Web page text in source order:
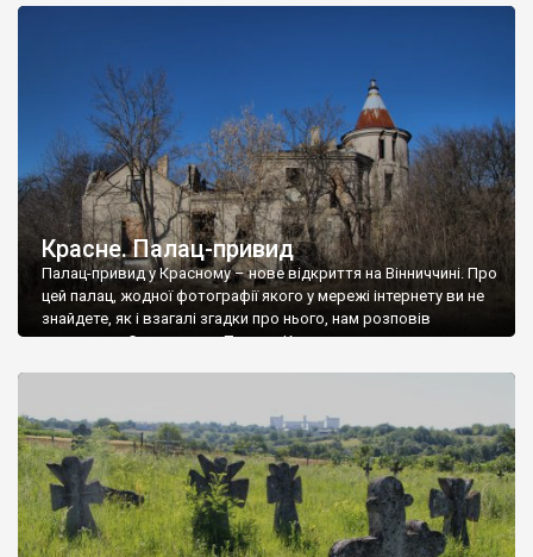
Красне. Палац-привид
Палац-привид у Красному – нове відкриття на Вінниччині. Про
цей палац, жодної фотографії якого у мережі інтернету ви не
знайдете, як і взагалі згадки про нього, нам розповів
мешканець Самгородка. Палац у Красному вразив не лише